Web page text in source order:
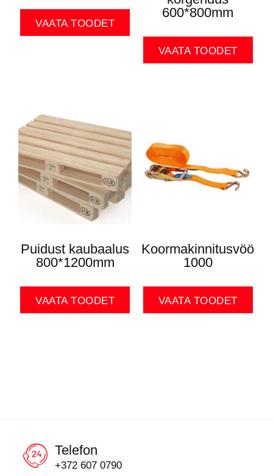
VAATA TOODET
600*800mm
VAATA TOODET
Puidust kaubaalus
800*1200mm
VAATA TOODET
Koormakinnitusvöö
1000
VAATA TOODET
Telefon
+372 607 0790